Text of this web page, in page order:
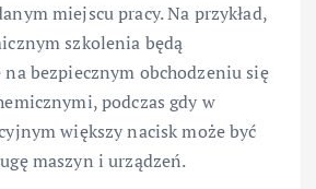
miejscu pracy. Na przykład,
szkolenia będą
bezpiecznym obchodzeniu się
podczas gdy w
większy nacisk może być
maszyn i urządzeń.